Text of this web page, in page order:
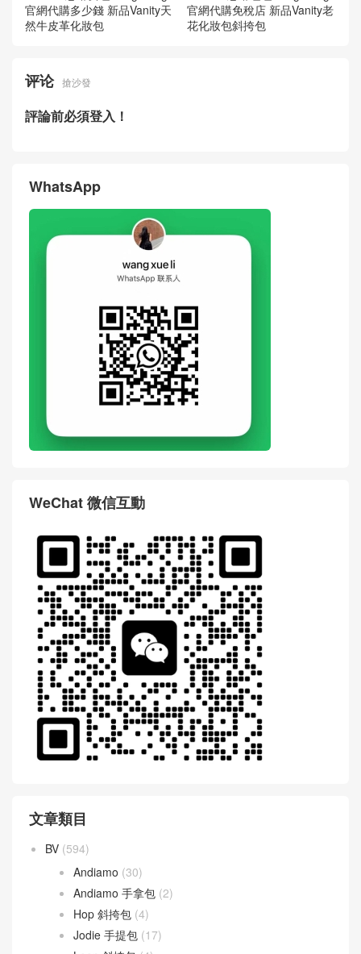
然牛皮革化妝包
花化妝包斜挎包
Andiamo
Andiamo 手拿包
Hop 斜挎包(4)
Jodie 手提包(17)
Loop 斜挎包(4)